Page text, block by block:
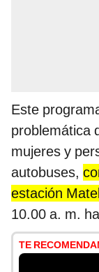
Este
problemática
mujeres y
autobuses,
estación
10.00 a. m.
TE